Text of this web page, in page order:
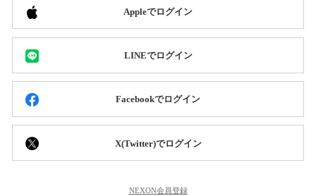
Appleでログイン
LINEでログイン
Facebookでログイン
X(Twitter)でログイン
NEXON会員登録